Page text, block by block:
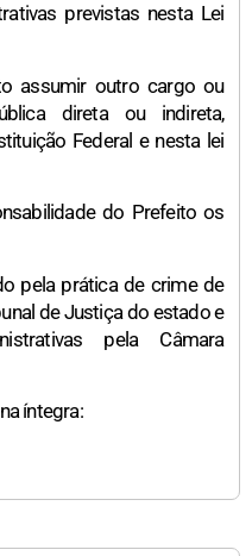
previstas nesta Lei
assumir outro cargo ou
direta ou indireta,
Federal e nesta lei
do Prefeito os
pela prática de crime de
de Justiça do estado e
pela Câmara
íntegra: